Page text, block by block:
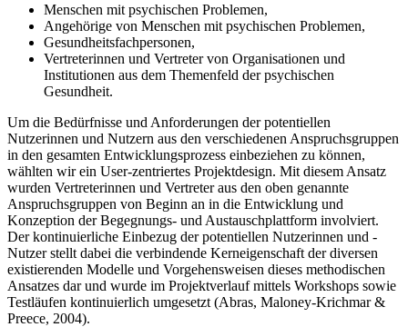
Menschen mit psychischen Problemen,
Angehörige von Menschen mit psychischen Problemen,
Gesundheitsfachpersonen,
Vertreterinnen und Vertreter von Organisationen und
Institutionen aus dem Themenfeld der psychischen
Gesundheit.
Um die Bedürfnisse und Anforderungen der potentiellen
Nutzerinnen und Nutzern aus den verschiedenen Anspruchsgruppen
in den gesamten Entwicklungsprozess einbeziehen zu können,
wählten wir ein User-zentriertes Projektdesign. Mit diesem Ansatz
wurden Vertreterinnen und Vertreter aus den oben genannte
Anspruchsgruppen von Beginn an in die Entwicklung und
Konzeption der Begegnungs- und Austauschplattform involviert.
Der kontinuierliche Einbezug der potentiellen Nutzerinnen und -
Nutzer stellt dabei die verbindende Kerneigenschaft der diversen
existierenden Modelle und Vorgehensweisen dieses methodischen
Ansatzes dar und wurde im Projektverlauf mittels Workshops sowie
Testläufen kontinuierlich umgesetzt (Abras, Maloney-Krichmar &
Preece, 2004).